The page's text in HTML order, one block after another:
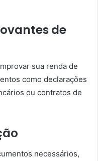
de
sua renda de
como declarações
ou contratos de
necessários,